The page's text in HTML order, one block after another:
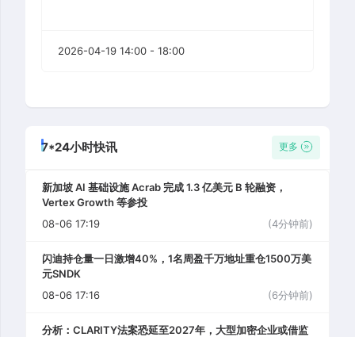
2026-04-19 14:00 - 18:00
7*24小时快讯 更多
新加坡 AI 基础设施 Acrab 完成 1.3 亿美元 B 轮融资，
Vertex Growth 等参投
08-06 17:19
(4分钟前)
闪迪持仓量一日激增40%，1名周盈千万地址重仓1500万美
元SNDK
08-06 17:16
(6分钟前)
分析：CLARITY法案恐延至2027年，大型加密企业或借监